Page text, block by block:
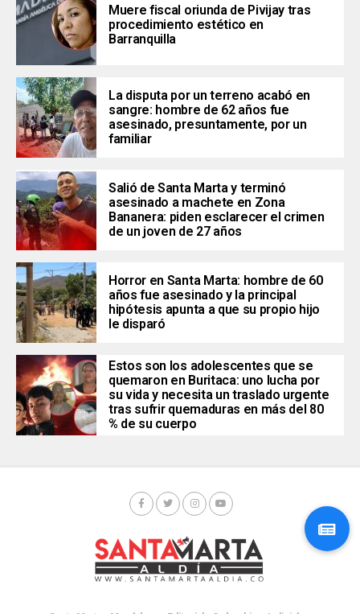
Muere fiscal oriunda de Pivijay tras
procedimiento estético en
Barranquilla
La disputa por un terreno acabó en
sangre: hombre de 62 años fue
asesinado, presuntamente, por un
familiar
Salió de Santa Marta y terminó
asesinado a machete en Zona
Bananera: piden esclarecer el crimen
de un joven de 27 años
Horror en Santa Marta: hombre de 60
años fue asesinado y la principal
hipótesis apunta a que su propio hijo
le disparó
Estos son los adolescentes que se
quemaron en Buritaca: uno lucha por
su vida y necesita un traslado urgente
tras sufrir quemaduras en más del 80
% de su cuerpo